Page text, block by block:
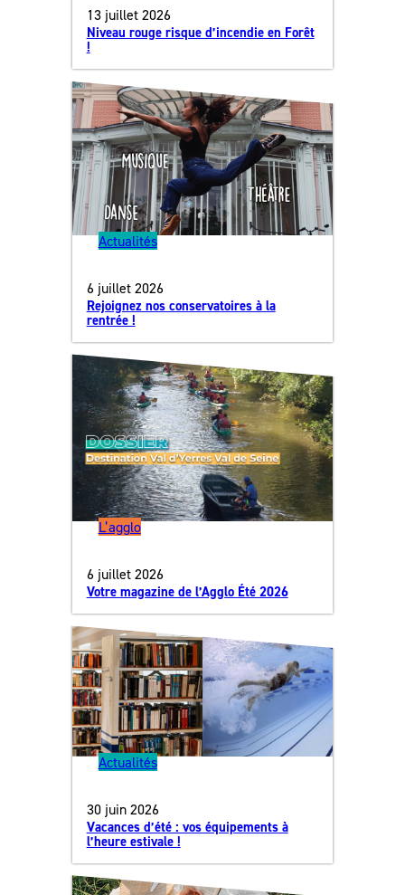
13 juillet 2026
Niveau rouge risque d’incendie en Forêt
!
Actualités
6 juillet 2026
Rejoignez nos conservatoires à la
rentrée !
L’agglo
6 juillet 2026
Votre magazine de l’Agglo Été 2026
Actualités
30 juin 2026
Vacances d’été : vos équipements à
l’heure estivale !